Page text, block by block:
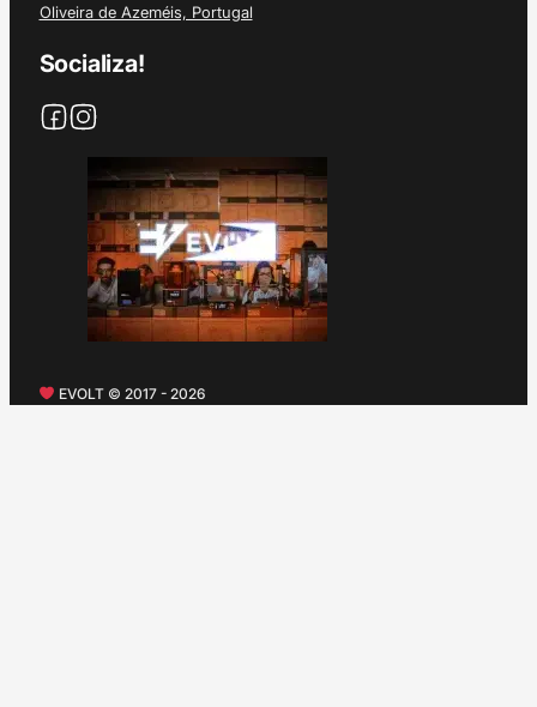
Oliveira de Azeméis, Portugal
Socializa!
EVOLT © 2017 - 2026